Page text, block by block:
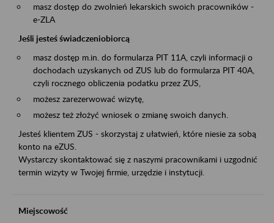
masz dostęp do zwolnień lekarskich swoich pracowników -
e-ZLA
Jeśli jesteś świadczeniobiorcą
masz dostęp m.in. do formularza PIT 11A, czyli informacji o
dochodach uzyskanych od ZUS lub do formularza PIT 40A,
czyli rocznego obliczenia podatku przez ZUS,
możesz zarezerwować wizytę,
możesz też złożyć wniosek o zmianę swoich danych.
Jesteś klientem ZUS - skorzystaj z ułatwień, które niesie za sobą
konto na eZUS.
Wystarczy skontaktować się z naszymi pracownikami i uzgodnić
termin wizyty w Twojej firmie, urzędzie i instytucji.
Miejscowość